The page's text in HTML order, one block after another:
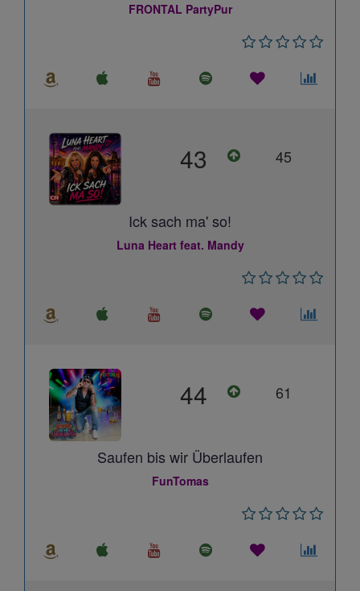
FRONTAL PartyPur
43 45
Ick sach ma' so!
Luna Heart feat. Mandy
44 61
Saufen bis wir Überlaufen
FunTomas